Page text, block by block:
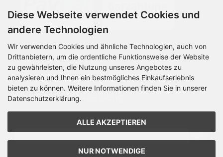
*Barzahlung bei Abholung im Ladengeschäft
Newsletter-Anmeldung
Diese Webseite verwendet Cookies und
andere Technologien
Wir verwenden Cookies und ähnliche Technologien, auch von
Drittanbietern, um die ordentliche Funktionsweise der Website
zu gewährleisten, die Nutzung unseres Angebotes zu
analysieren und Ihnen ein bestmögliches Einkaufserlebnis
bieten zu können. Weitere Informationen finden Sie in unserer
Datenschutzerklärung.
ALLE AKZEPTIEREN
NUR NOTWENDIGE